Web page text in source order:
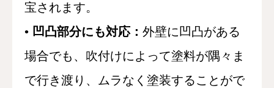
宝されます。
• 凹凸部分にも対応： 外壁に凹凸がある
場合でも、吹付けによって塗料が隅々ま
で行き渡り、ムラなく塗装することがで